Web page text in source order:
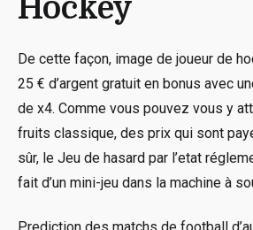
Hockey
De cette façon, image de joueur de
25 € d’argent gratuit en bonus avec
de x4. Comme vous pouvez vous y
fruits classique, des prix qui sont
sûr, le Jeu de hasard par l’etat
fait d’un mini-jeu dans la machine à